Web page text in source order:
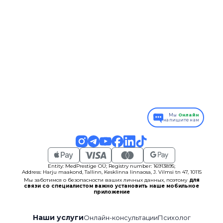
Entity: MedPrestige OÜ; Registry number: 16913895;
Address: Harju maakond, Tallinn, Kesklinna linnaosa, J. Vilmsi tn 47, 10115
Мы заботимся о безопасности ваших личных данных, поэтому для
связи со специалистом важно установить наше мобильное
приложение
Мы Онлайн
напишите нам
Наши услугиОнлайн-консультацииПсихолог